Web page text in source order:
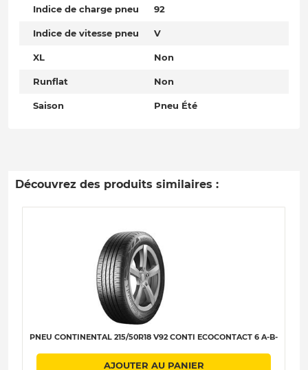
Indice de charge pneu 92
Indice de vitesse pneu V
XL Non
Runflat Non
Saison Pneu Été
Découvrez des produits similaires :
PNEU CONTINENTAL 215/50R18 V92 CONTI ECOCONTACT 6 A-B-
AJOUTER AU PANIER